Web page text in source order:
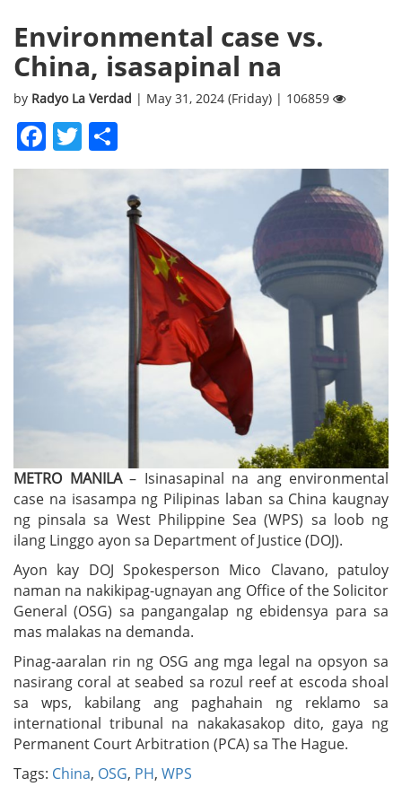
Environmental case vs.
China, isasapinal na
by Radyo La Verdad | May 31, 2024 (Friday) | 106859
Facebook
Twitter
METRO MANILA – Isinasapinal na ang environmental
case na isasampa ng Pilipinas laban sa China kaugnay
ng pinsala sa West Philippine Sea (WPS) sa loob ng
ilang Linggo ayon sa Department of Justice (DOJ).
Ayon kay DOJ Spokesperson Mico Clavano, patuloy
naman na nakikipag-ugnayan ang Office of the Solicitor
General (OSG) sa pangangalap ng ebidensya para sa
mas malakas na demanda.
Pinag-aaralan rin ng OSG ang mga legal na opsyon sa
nasirang coral at seabed sa rozul reef at escoda shoal
sa wps, kabilang ang paghahain ng reklamo sa
international tribunal na nakakasakop dito, gaya ng
Permanent Court Arbitration (PCA) sa The Hague.
Tags: China, OSG, PH, WPS